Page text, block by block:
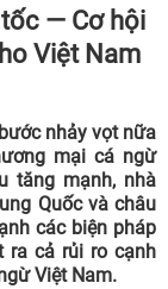
— Cơ hội
Việt Nam
nhảy vọt nữa
mại cá ngừ
tăng mạnh, nhà
Quốc và châu
các biện pháp
ra cả rủi ro cạnh
Việt Nam.